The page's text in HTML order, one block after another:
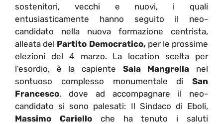
sostenitori, vecchi e nuovi, i quali
entusiasticamente hanno seguito il neo-
candidato nella nuova formazione centrista,
alleata del Partito Democratico, per le prossime
elezioni del 4 marzo. La location scelta per
l’esordio, è la capiente Sala Mangrella nel
sontuoso complesso monumentale di San
Francesco, dove ad accompagnare il neo-
candidato si sono palesati: Il Sindaco di Eboli,
Massimo Carielloche ha tenuto i saluti